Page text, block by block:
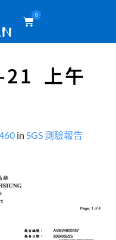
0
上午
in SGS 測驗報告